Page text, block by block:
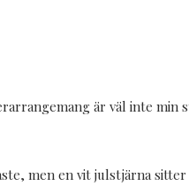
är väl inte min
men en vit julstjärna